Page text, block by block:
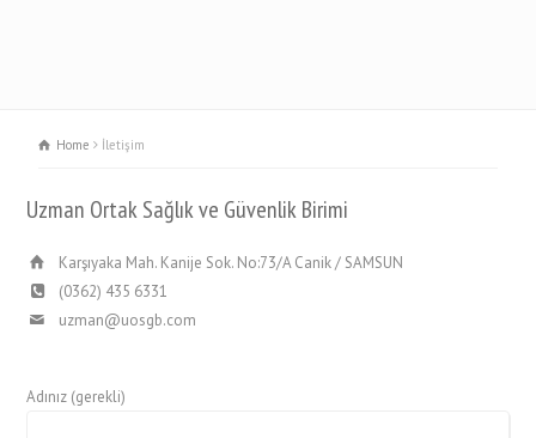
Home İletişim
Uzman Ortak Sağlık ve Güvenlik Birimi
Karşıyaka Mah. Kanije Sok. No:73/A Canik / SAMSUN
(0362) 435 6331
uzman@uosgb.com
Adınız (gerekli)